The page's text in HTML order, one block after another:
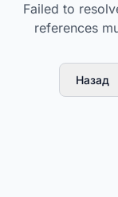
Failed to
references
Назад